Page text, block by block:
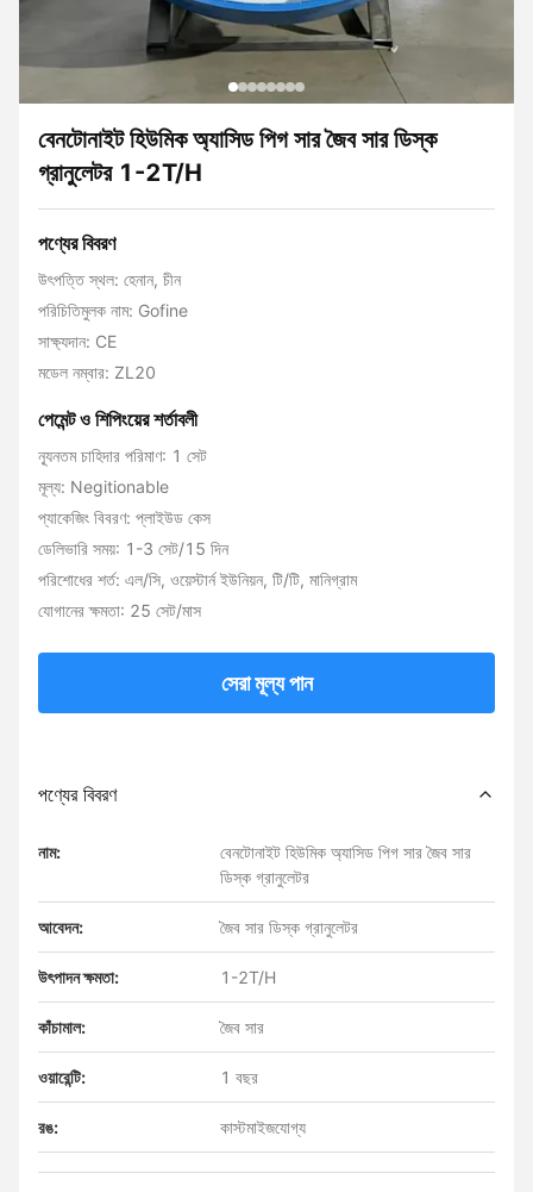
বেনটোনাইট হিউমিক অ্যাসিড পিগ সার জৈব সার ডিস্ক
গ্রানুলেটর 1-2T/H
পণ্যের বিবরণ
উৎপত্তি স্থল: হেনান, চীন
পরিচিতিমুলক নাম: Gofine
সাক্ষ্যদান: CE
মডেল নম্বার: ZL20
পেমেন্ট ও শিপিংয়ের শর্তাবলী
ন্যূনতম চাহিদার পরিমাণ: 1 সেট
মূল্য: Negitionable
প্যাকেজিং বিবরণ: প্লাইউড কেস
ডেলিভারি সময়: 1-3 সেট/15 দিন
পরিশোধের শর্ত: এল/সি, ওয়েস্টার্ন ইউনিয়ন, টি/টি, মানিগ্রাম
যোগানের ক্ষমতা: 25 সেট/মাস
সেরা মূল্য পান
পণ্যের বিবরণ
নাম:
বেনটোনাইট হিউমিক অ্যাসিড পিগ সার জৈব সার
ডিস্ক গ্রানুলেটর
আবেদন: জৈব সার ডিস্ক গ্রানুলেটর
উৎপাদন ক্ষমতা: 1-2T/H
কাঁচামাল: জৈব সার
ওয়ারেন্টি: 1 বছর
রঙ: কাস্টমাইজযোগ্য